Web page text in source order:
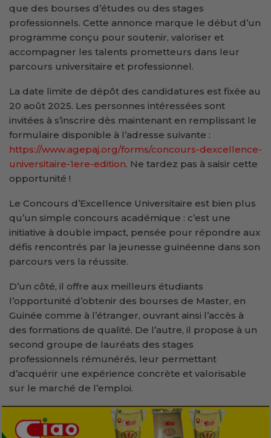
que des bourses d’études ou des stages
professionnels. Cette annonce marque le début d’un
programme conçu pour soutenir, valoriser et
accompagner les talents prometteurs dans leur
parcours universitaire et professionnel.
La date limite de dépôt des candidatures est fixée au
20 août 2025. Les personnes intéressées sont
invitées à s’inscrire dès maintenant en remplissant le
formulaire disponible à l’adresse suivante :
https://www.agepaj.org/forms/concours-dexcellence-
universitaire-1ere-edition. Ne tardez pas à saisir cette
opportunité !
Le Concours d’Excellence Universitaire est bien plus
qu’un simple concours académique : c’est une
initiative à double impact, pensée pour répondre aux
défis rencontrés par la jeunesse guinéenne dans son
parcours vers la réussite.
D’un côté, il offre aux meilleurs étudiants
l’opportunité d’obtenir des bourses de Master, en
Guinée comme à l’étranger, ouvrant ainsi l’accès à
des formations de qualité. De l’autre, il propose à un
second groupe de lauréats des stages
professionnels rémunérés, leur permettant
d’acquérir une expérience concrète et valorisable
sur le marché de l’emploi.